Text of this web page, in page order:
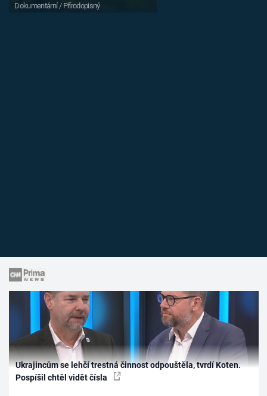
Dokumentární / Přírodopisný
Ukrajincům se lehčí trestná činnost odpouštěla, tvrdí Koten.
Pospíšil chtěl vidět čísla